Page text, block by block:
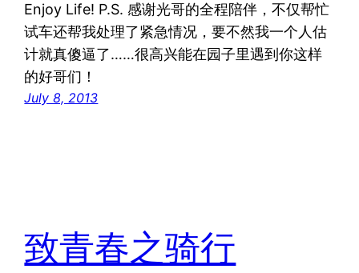
Enjoy Life! P.S. 感谢光哥的全程陪伴，不仅帮忙
试车还帮我处理了紧急情况，要不然我一个人估
计就真傻逼了……很高兴能在园子里遇到你这样
的好哥们！
July 8, 2013
致青春之骑行